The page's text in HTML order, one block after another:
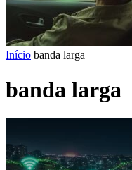
Início banda larga
banda larga